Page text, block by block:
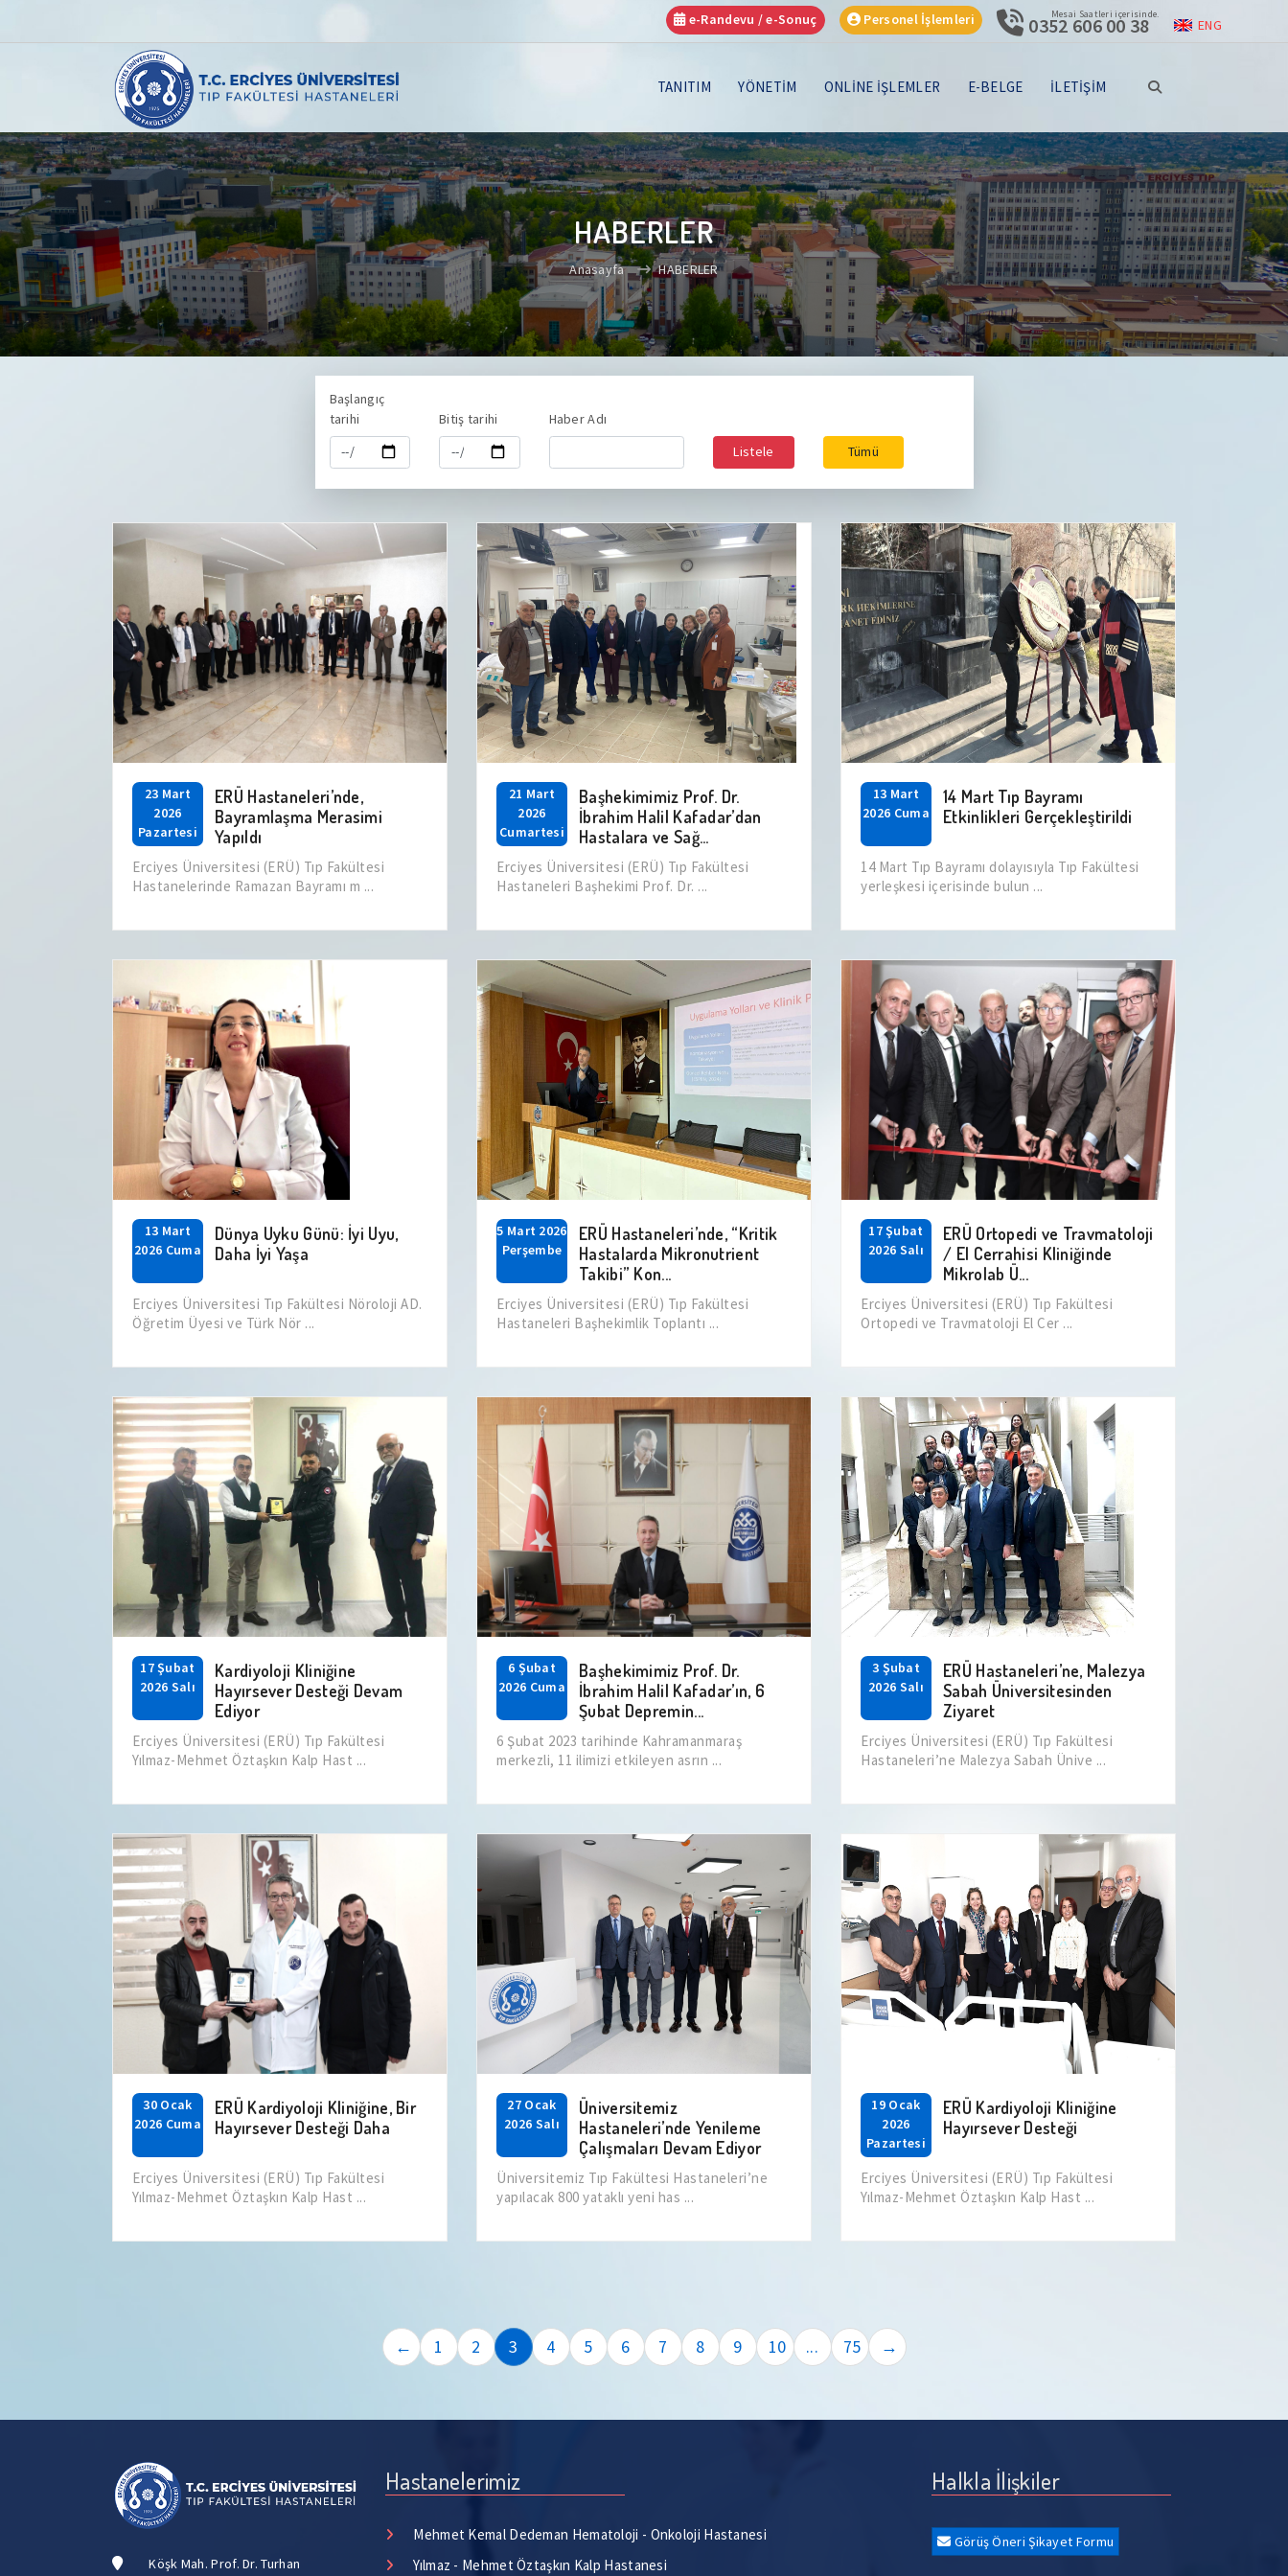
e-Randevu / e-Sonuç Personel İşlemleri Mesai Saatleri içerisinde.
0352 606 00 38 ENG
TANITIM YÖNETİM ONLİNE İŞLEMLER E-BELGE İLETİŞİM
HABERLER
Anasayfa HABERLER
Başlangıç
tarihi
Bitiş tarihi
Haber Adı
Listele
Tümü
23 Mart
2026
Pazartesi
ERÜ Hastaneleri’nde,
Bayramlaşma Merasimi
Yapıldı
Erciyes Üniversitesi (ERÜ) Tıp Fakültesi
Hastanelerinde Ramazan Bayramı m ...
21 Mart
2026
Cumartesi
Başhekimimiz Prof. Dr.
İbrahim Halil Kafadar’dan
Hastalara ve Sağ...
Erciyes Üniversitesi (ERÜ) Tıp Fakültesi
Hastaneleri Başhekimi Prof. Dr. ...
13 Mart
2026 Cuma
14 Mart Tıp Bayramı
Etkinlikleri Gerçekleştirildi
14 Mart Tıp Bayramı dolayısıyla Tıp Fakültesi
yerleşkesi içerisinde bulun ...
13 Mart
2026 Cuma
Dünya Uyku Günü: İyi Uyu,
Daha İyi Yaşa
Erciyes Üniversitesi Tıp Fakültesi Nöroloji AD.
Öğretim Üyesi ve Türk Nör ...
5 Mart 2026
Perşembe
ERÜ Hastaneleri’nde, “Kritik
Hastalarda Mikronutrient
Takibi” Kon...
Erciyes Üniversitesi (ERÜ) Tıp Fakültesi
Hastaneleri Başhekimlik Toplantı ...
17 Şubat
2026 Salı
ERÜ Ortopedi ve Travmatoloji
/ El Cerrahisi Kliniğinde
Mikrolab Ü...
Erciyes Üniversitesi (ERÜ) Tıp Fakültesi
Ortopedi ve Travmatoloji El Cer ...
17 Şubat
2026 Salı
Kardiyoloji Kliniğine
Hayırsever Desteği Devam
Ediyor
Erciyes Üniversitesi (ERÜ) Tıp Fakültesi
Yılmaz-Mehmet Öztaşkın Kalp Hast ...
6 Şubat
2026 Cuma
Başhekimimiz Prof. Dr.
İbrahim Halil Kafadar’ın, 6
Şubat Depremin...
6 Şubat 2023 tarihinde Kahramanmaraş
merkezli, 11 ilimizi etkileyen asrın ...
3 Şubat
2026 Salı
ERÜ Hastaneleri’ne, Malezya
Sabah Üniversitesinden
Ziyaret
Erciyes Üniversitesi (ERÜ) Tıp Fakültesi
Hastaneleri’ne Malezya Sabah Ünive ...
30 Ocak
2026 Cuma
ERÜ Kardiyoloji Kliniğine, Bir
Hayırsever Desteği Daha
Erciyes Üniversitesi (ERÜ) Tıp Fakültesi
Yılmaz-Mehmet Öztaşkın Kalp Hast ...
27 Ocak
2026 Salı
Üniversitemiz
Hastaneleri’nde Yenileme
Çalışmaları Devam Ediyor
Üniversitemiz Tıp Fakültesi Hastaneleri’ne
yapılacak 800 yataklı yeni has ...
19 Ocak
2026
Pazartesi
ERÜ Kardiyoloji Kliniğine
Hayırsever Desteği
Erciyes Üniversitesi (ERÜ) Tıp Fakültesi
Yılmaz-Mehmet Öztaşkın Kalp Hast ...
← 1 2 3 4 5 6 7 8 9 10 ... 75 →
Köşk Mah. Prof. Dr. Turhan
Hastanelerimiz
Mehmet Kemal Dedeman Hematoloji - Onkoloji Hastanesi
Yılmaz - Mehmet Öztaşkın Kalp Hastanesi
Halkla İlişkiler
Görüş Öneri Şikayet Formu